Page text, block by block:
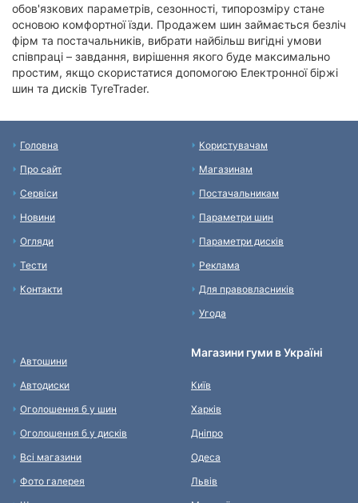
обов'язкових параметрів, сезонності, типорозміру стане
основою комфортної їзди. Продажем шин займається безліч
фірм та постачальників, вибрати найбільш вигідні умови
співпраці – завдання, вирішення якого буде максимально
простим, якщо скористатися допомогою Електронної біржі
шин та дисків TyreTrader.
Головна
Про сайт
Сервіси
Новини
Огляди
Тести
Контакти
Користувачам
Магазинам
Постачальникам
Параметри шин
Параметри дисків
Реклама
Для правовласників
Угода
Автошини
Автодиски
Оголошення б у шин
Оголошення б у дисків
Всі магазини
Фото галерея
Магазини гуми в Україні
Київ
Харків
Дніпро
Одеса
Львів